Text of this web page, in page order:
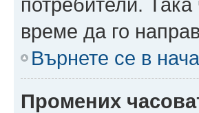
време да го
Върнете се в
Промених